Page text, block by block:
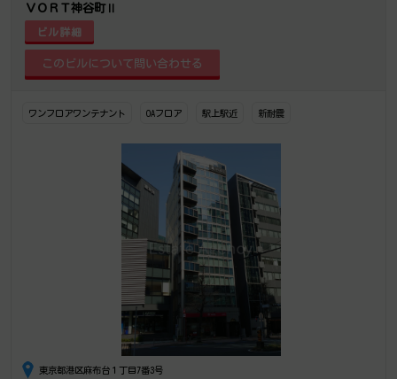
ＶＯＲＴ神谷町Ⅱ
ビル詳細
ワンフロアワンテナント OAフロア 駅上駅近 新耐震
東京都港区麻布台１丁目7番3号